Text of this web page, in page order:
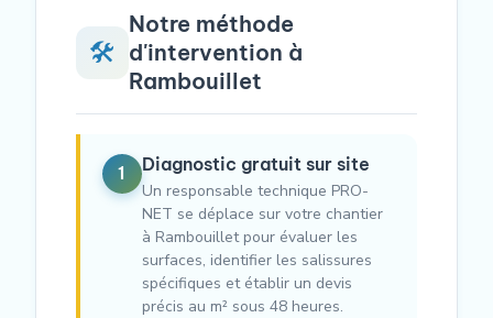
🛠️
Notre méthode
d'intervention à
Rambouillet
1 Diagnostic gratuit sur site
Un responsable technique PRO-
NET se déplace sur votre chantier
à Rambouillet pour évaluer les
surfaces, identifier les salissures
spécifiques et établir un devis
précis au m² sous 48 heures.